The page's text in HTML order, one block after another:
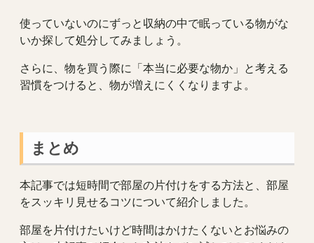
使っていないのにずっと収納の中で眠っている物がな
いか探して処分してみましょう。
さらに、物を買う際に「本当に必要な物か」と考える
習慣をつけると、物が増えにくくなりますよ。
まとめ
本記事では短時間で部屋の片付けをする方法と、部屋
をスッキリ見せるコツについて紹介しました。
部屋を片付けたいけど時間はかけたくないとお悩みの